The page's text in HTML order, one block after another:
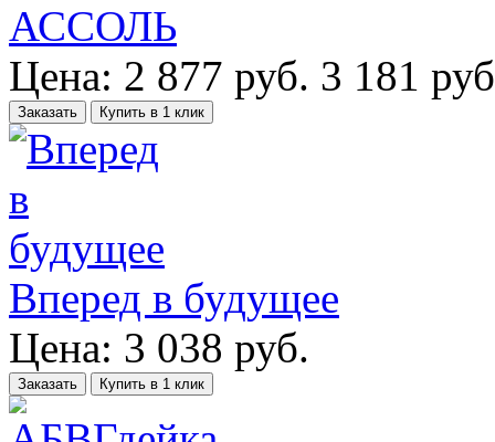
АССОЛЬ
Цена: 2 877 руб. 3 181
Заказать Купить в 1 клик
Вперед в будущее
Цена: 3 038 руб.
Заказать Купить в 1 клик